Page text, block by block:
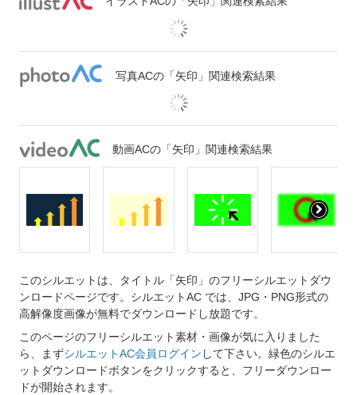
写真ACの「矢印」関連検索結果
動画ACの「矢印」関連検索結果
このシルエットは、タイトル「矢印」のフリーシルエットダウ
ンロードページです。シルエットAC では、JPG・PNG形式の
高解像度画像が無料でダウンロードし放題です。
このページのフリーシルエット素材・画像が気に入りました
ら、まずシルエットAC会員ログイン して下さい。緑色のシルエ
ットダウンロードボタンをクリックすると、フリーダウンロー
ドが開始されます。